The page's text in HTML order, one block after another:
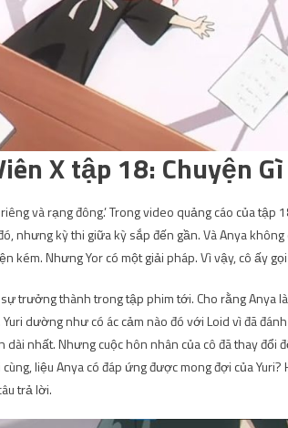
X tập 18: Chuyện
và rạng đông.’ Trong video quảng cáo của
nhưng kỳ thi giữa kỳ sắp đến gần. Và Anya
kém. Nhưng Yor có một giải pháp. Vì vậy, cô ấy
trưởng thành trong tập phim tới. Cho rằng Anya
dường như có ác cảm nào đó với Loid vì đã
dài nhất. Nhưng cuộc hôn nhân của cô đã thay đổi
liệu Anya có đáp ứng được mong đợi của
trả lời.